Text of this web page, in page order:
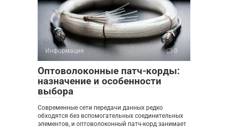
Информация 0
Оптоволоконные патч-корды:
назначение и особенности
выбора
Современные сети передачи данных редко
обходятся без вспомогательных соединительных
элементов, и оптоволоконный патч-корд занимает